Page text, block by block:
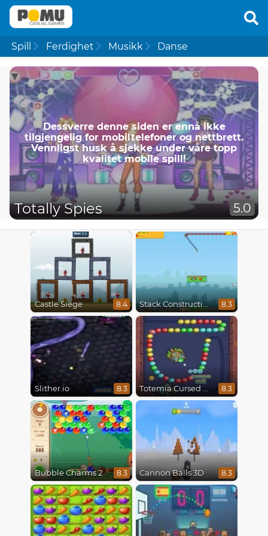
Spill Ferdighet Musikk Danse
Dessverre denne siden er ennå ikke
tilgjengelig for mobiltelefoner og nettbrett.
Vennligst husk å sjekke under våre topp
kvalitet mobile spill!
Totally Spies 5.0
Castle Siege 8.4 Stack Construction 8.3
Slither.io 8.3 Totemia Cursed Marbles 8.3
Bubble Charms 2 8.3 Cannon Balls 3D 8.3